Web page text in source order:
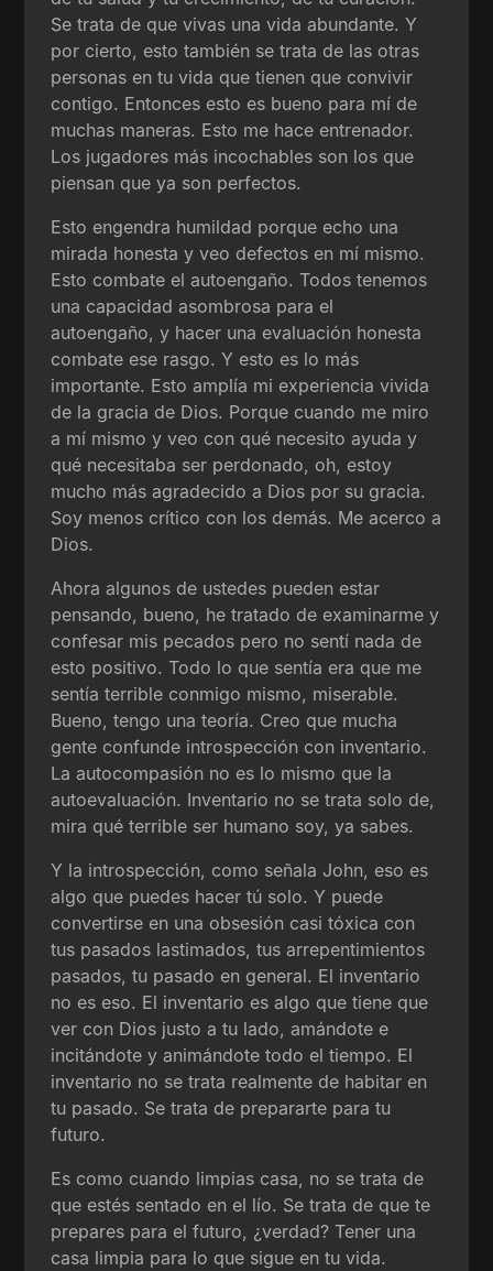
Se trata de que vivas una vida abundante. Y
por cierto, esto también se trata de las otras
personas en tu vida que tienen que convivir
contigo. Entonces esto es bueno para mí de
muchas maneras. Esto me hace entrenador.
Los jugadores más incochables son los que
piensan que ya son perfectos.
Esto engendra humildad porque echo una
mirada honesta y veo defectos en mí mismo.
Esto combate el autoengaño. Todos tenemos
una capacidad asombrosa para el
autoengaño, y hacer una evaluación honesta
combate ese rasgo. Y esto es lo más
importante. Esto amplía mi experiencia vivida
de la gracia de Dios. Porque cuando me miro
a mí mismo y veo con qué necesito ayuda y
qué necesitaba ser perdonado, oh, estoy
mucho más agradecido a Dios por su gracia.
Soy menos crítico con los demás. Me acerco a
Dios.
Ahora algunos de ustedes pueden estar
pensando, bueno, he tratado de examinarme y
confesar mis pecados pero no sentí nada de
esto positivo. Todo lo que sentía era que me
sentía terrible conmigo mismo, miserable.
Bueno, tengo una teoría. Creo que mucha
gente confunde introspección con inventario.
La autocompasión no es lo mismo que la
autoevaluación. Inventario no se trata solo de,
mira qué terrible ser humano soy, ya sabes.
Y la introspección, como señala John, eso es
algo que puedes hacer tú solo. Y puede
convertirse en una obsesión casi tóxica con
tus pasados lastimados, tus arrepentimientos
pasados, tu pasado en general. El inventario
no es eso. El inventario es algo que tiene que
ver con Dios justo a tu lado, amándote e
incitándote y animándote todo el tiempo. El
inventario no se trata realmente de habitar en
tu pasado. Se trata de prepararte para tu
futuro.
Es como cuando limpias casa, no se trata de
que estés sentado en el lío. Se trata de que te
prepares para el futuro, ¿verdad? Tener una
casa limpia para lo que sigue en tu vida.